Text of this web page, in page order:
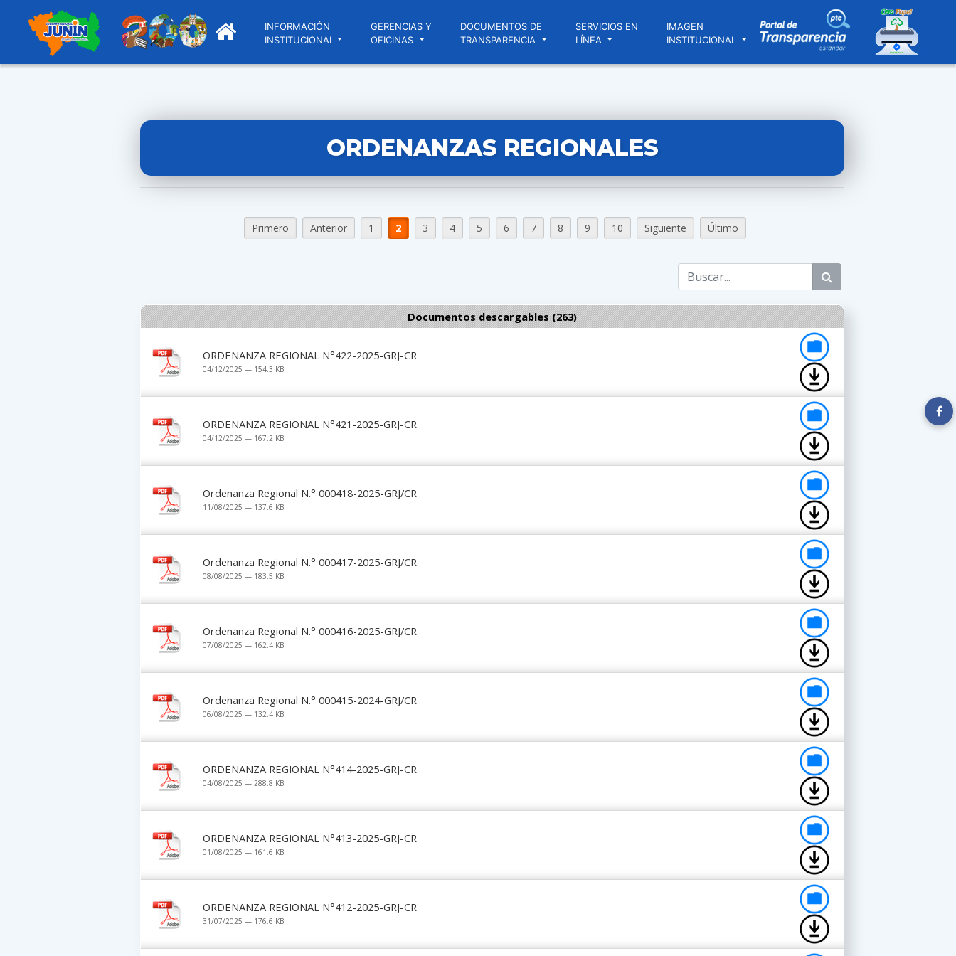
INFORMACIÓN
INSTITUCIONAL
GERENCIAS Y
OFICINAS
DOCUMENTOS DE
TRANSPARENCIA
SERVICIOS EN
LÍNEA
IMAGEN
INSTITUCIONAL
ORDENANZAS REGIONALES
Primero Anterior 1 2 3 4 5 6 7 8 9 10 Siguiente Último
Documentos descargables (263)
ORDENANZA REGIONAL N°422-2025-GRJ-CR
04/12/2025 — 154.3 KB
ORDENANZA REGIONAL N°421-2025-GRJ-CR
04/12/2025 — 167.2 KB
Ordenanza Regional N.° 000418-2025-GRJ/CR
11/08/2025 — 137.6 KB
Ordenanza Regional N.° 000417-2025-GRJ/CR
08/08/2025 — 183.5 KB
Ordenanza Regional N.° 000416-2025-GRJ/CR
07/08/2025 — 162.4 KB
Ordenanza Regional N.° 000415-2024-GRJ/CR
06/08/2025 — 132.4 KB
ORDENANZA REGIONAL N°414-2025-GRJ-CR
04/08/2025 — 288.8 KB
ORDENANZA REGIONAL N°413-2025-GRJ-CR
01/08/2025 — 161.6 KB
ORDENANZA REGIONAL N°412-2025-GRJ-CR
31/07/2025 — 176.6 KB